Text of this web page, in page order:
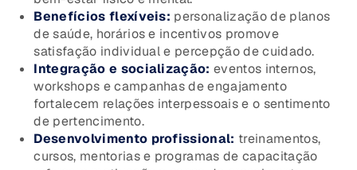
Benefícios flexíveis: personalização de planos
de saúde, horários e incentivos promove
satisfação individual e percepção de cuidado.
Integração e socialização: eventos internos,
workshops e campanhas de engajamento
fortalecem relações interpessoais e o sentimento
de pertencimento.
Desenvolvimento profissional: treinamentos,
cursos, mentorias e programas de capacitação